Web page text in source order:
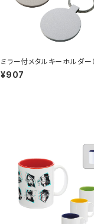
ミラー付メタルキーホルダー
ンド） マットシルバー MG
¥907